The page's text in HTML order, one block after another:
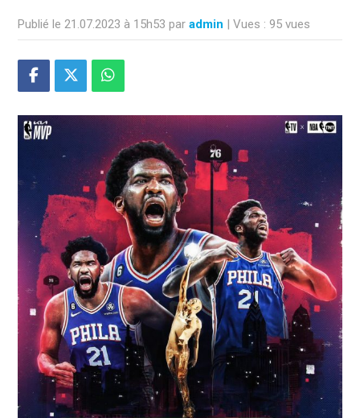
Publié le 21.07.2023 à 15h53 par admin | Vues : 95 vues